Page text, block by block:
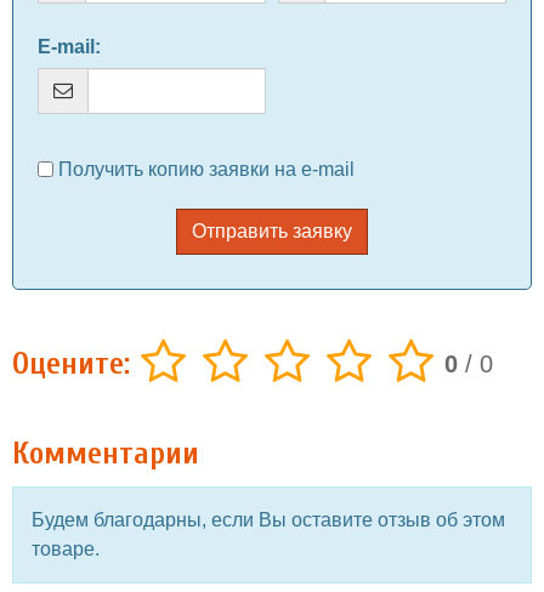
E-mail :
Получить копию заявки на e-mail
Отправить заявку
Оцените: 0 / 0
Комментарии
Будем благодарны, если Вы оставите отзыв об этом
товаре.